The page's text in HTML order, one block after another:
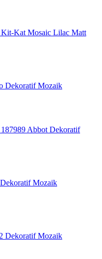
Kit-Kat Mosaic Lilac Matt
Dekoratif Mozaik
Abbot Dekoratif
Mozaik
Dekoratif Mozaik